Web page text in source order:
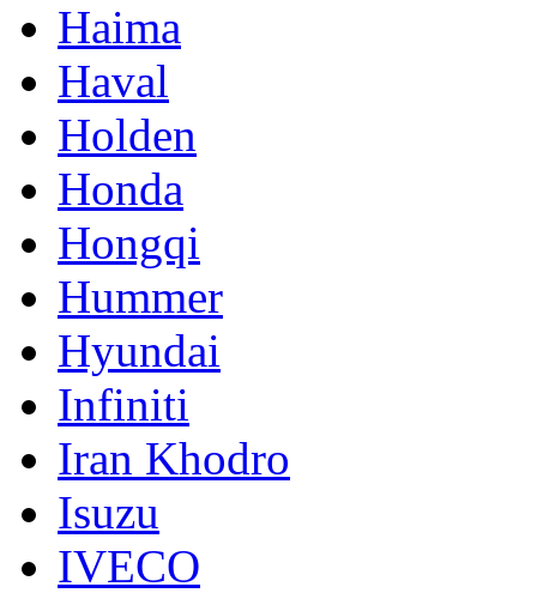
Haima
Haval
Holden
Honda
Hongqi
Hummer
Hyundai
Infiniti
Iran Khodro
Isuzu
IVECO